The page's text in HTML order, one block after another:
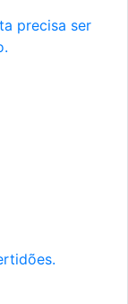
precisa ser